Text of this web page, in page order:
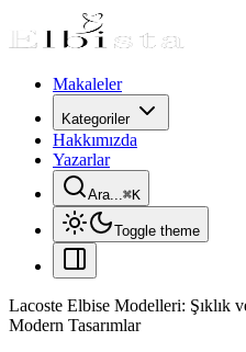
Makaleler
Kategoriler
Hakkımızda
Yazarlar
Ara...⌘K
Toggle theme
Lacoste Elbise Modelleri: Şıklık
Modern Tasarımlar